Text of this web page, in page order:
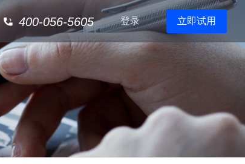
400-056-5605 登录 立即试用